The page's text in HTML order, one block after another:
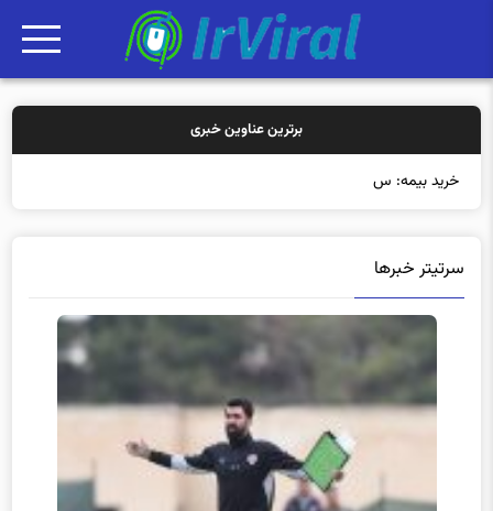
برترین عناوین خبری
خرید بیمه: سنتی یا آنلاین؟ کد
سرتیتر خبرها